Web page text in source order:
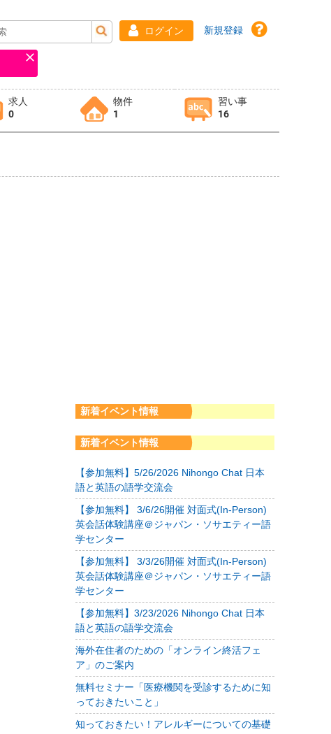
ログイン 新規登録
求人
0
物件
1
習い事
16
新着イベント情報
新着イベント情報
【参加無料】5/26/2026 Nihongo Chat 日本
語と英語の語学交流会
【参加無料】 3/6/26開催 対面式(In-Person)
英会話体験講座＠ジャパン・ソサエティー語
学センター
【参加無料】 3/3/26開催 対面式(In-Person)
英会話体験講座＠ジャパン・ソサエティー語
学センター
【参加無料】3/23/2026 Nihongo Chat 日本
語と英語の語学交流会
海外在住者のための「オンライン終活フェ
ア」のご案内
無料セミナー「医療機関を受診するために知
っておきたいこと」
知っておきたい！アレルギーについての基礎